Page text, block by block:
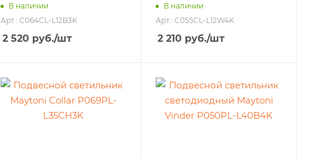
В наличии
Арт.: C064CL-L12B3K
2 520руб./шт
В наличии
Арт.: C055CL-L12W4K
2 210 руб./шт